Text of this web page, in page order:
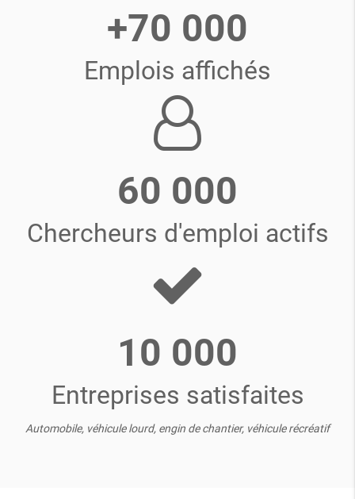
+70 000
Emplois affichés
60 000
Chercheurs d'emploi actifs
10 000
Entreprises satisfaites
Automobile, véhicule lourd, engin de chantier, véhicule récréatif